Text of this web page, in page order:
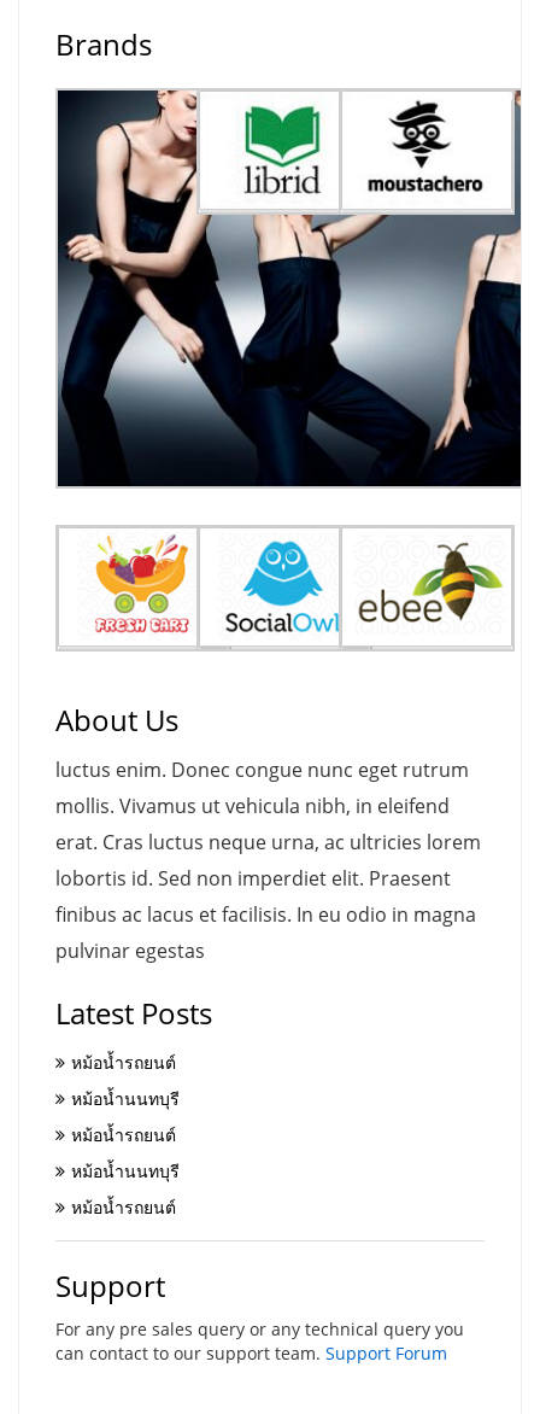
Brands
About Us
luctus enim. Donec congue nunc eget rutrum
mollis. Vivamus ut vehicula nibh, in eleifend
erat. Cras luctus neque urna, ac ultricies lorem
lobortis id. Sed non imperdiet elit. Praesent
finibus ac lacus et facilisis. In eu odio in magna
pulvinar egestas
Latest Posts
หม้อน้ำรถยนต์
หม้อน้ำนนทบุรี
หม้อน้ำรถยนต์
หม้อน้ำนนทบุรี
หม้อน้ำรถยนต์
Support
For any pre sales query or any technical query you
can contact to our support team. Support Forum